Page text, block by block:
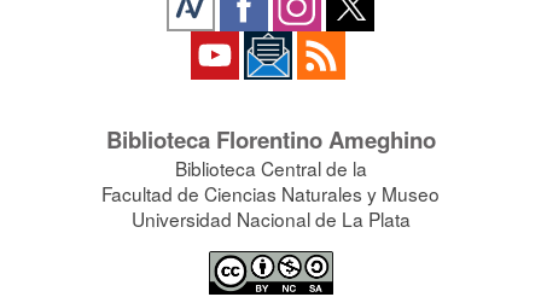
Biblioteca Florentino Ameghino
Biblioteca Central de la
Facultad de Ciencias Naturales y Museo
Universidad Nacional de La Plata